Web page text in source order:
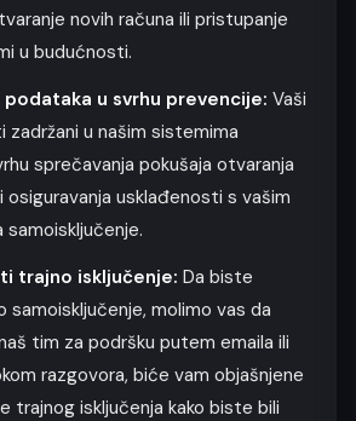
novih računa ili pristupanje
u budućnosti.
podataka u svrhu prevencije: Vaši
u našim sistemima
sprečavanja pokušaja otvaranja
osiguravanja usklađenosti s vašim
trajno isključenje: Da biste
samoisključenje, molimo vas da
tim za podršku putem emaila ili
razgovora, biće vam objašnjene
trajnog isključenja kako biste bili